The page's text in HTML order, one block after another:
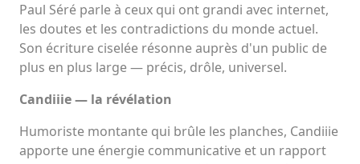
Paul Séré parle à ceux qui ont grandi avec internet,
les doutes et les contradictions du monde actuel.
Son écriture ciselée résonne auprès d'un public de
plus en plus large — précis, drôle, universel.
Candiiie — la révélation
Humoriste montante qui brûle les planches, Candiiie
apporte une énergie communicative et un rapport